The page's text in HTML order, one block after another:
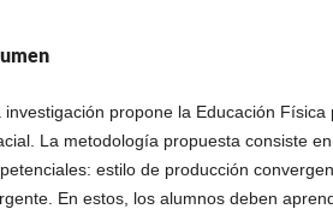
investigación propone la Educación
La metodología propuesta consiste
estilo de producción
En estos, los alumnos deben